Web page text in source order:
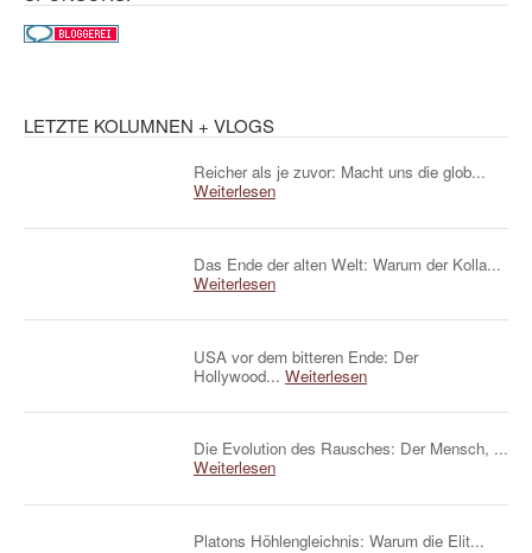
LETZTE KOLUMNEN + VLOGS
Reicher als je zuvor: Macht uns die glob...
Weiterlesen
Das Ende der alten Welt: Warum der Kolla...
Weiterlesen
USA vor dem bitteren Ende: Der
Hollywood... Weiterlesen
Die Evolution des Rausches: Der Mensch, ...
Weiterlesen
Platons Höhlengleichnis: Warum die Elit...